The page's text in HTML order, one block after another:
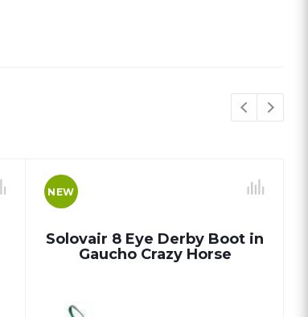
Solovair 8 Eye Derby Boot in
Gaucho Crazy Horse
NEW